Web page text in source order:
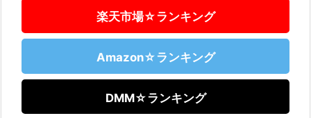
楽天市場☆ランキング
Amazon☆ランキング
DMM☆ランキング